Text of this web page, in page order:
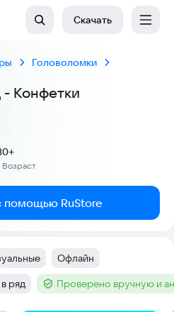
Скачать
Головоломки
- Конфетки
Возраст
0+
помощью RuStore
: Тег:
Офлайн
ряд Тег :Проверено вручную и